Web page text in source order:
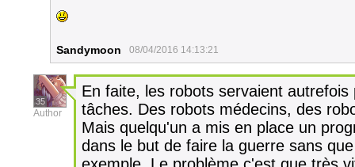
Sandymoon 08/04/2016 14:13:21
35
Author
En faite, les robots servaient
tâches. Des robots médecins, des
Mais quelqu'un a mis en place un
dans le but de faire la guerre sans